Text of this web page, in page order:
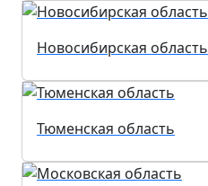
Новосибирская область
Тюменская область